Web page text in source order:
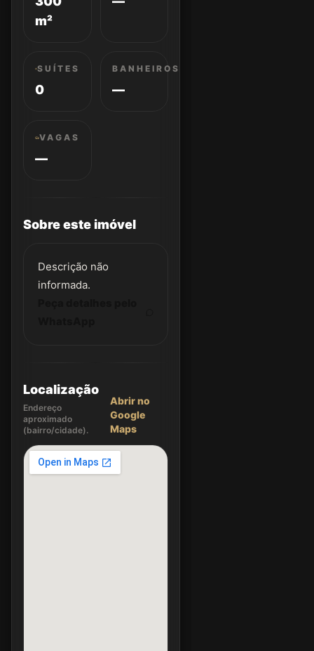
m²
SUÍTES
0
BANHEIROS
—
VAGAS
—
Sobre este imóvel
Descrição não
informada.
Localização
Endereço
aproximado
(bairro/cidade).
Abrir no
Google
Maps